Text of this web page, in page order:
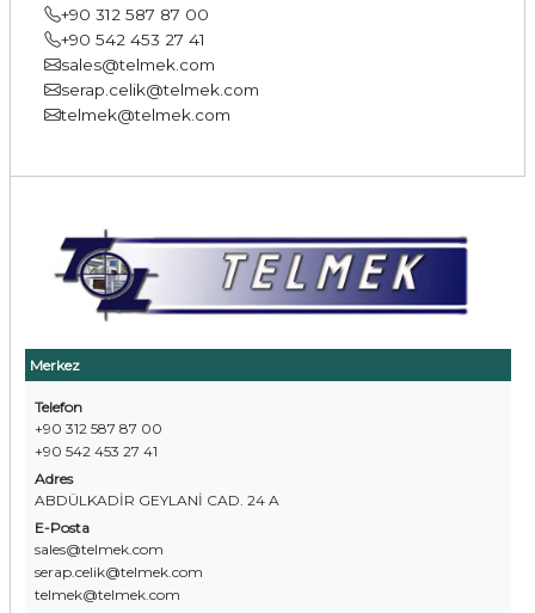
Merkez
Telefon
+90 312 587 87 00
+90 542 453 27 41
Adres
ABDÜLKADİR GEYLANİ CAD. 24 A
E-Posta
sales@telmek.com
serap.celik@telmek.com
telmek@telmek.com
+90 312 587 87 00
+90 542 453 27 41
sales@telmek.com
serap.celik@telmek.com
telmek@telmek.com